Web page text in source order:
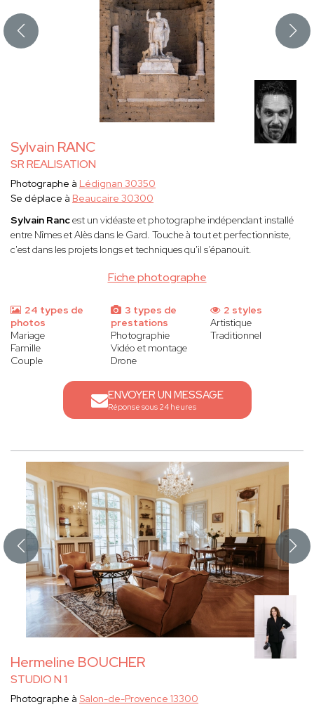
Sylvain RANC
SR REALISATION
Fiche photographe
Photographe à Lédignan 30350
Se déplace à Beaucaire 30300
Sylvain Rancest un vidéaste et photographe indépendant installé
entre Nîmes et Alès dans le Gard. Touche à tout et perfectionniste,
c'est dans les projets longs et techniques qu'il s’épanouit.
24 types de
photos
Mariage
Famille
Couple
3 types de
prestations
Photographie
Vidéo et montage
Drone
2 styles
Artistique
Traditionnel
ENVOYER UN MESSAGE
Réponse sous 24 heures
Hermeline BOUCHER
STUDIO N 1
Photographe à Salon-de-Provence 13300